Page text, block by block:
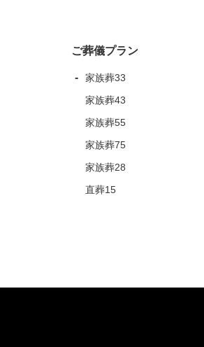
ご葬儀プラン
家族葬33
家族葬43
家族葬55
家族葬75
家族葬28
直葬15